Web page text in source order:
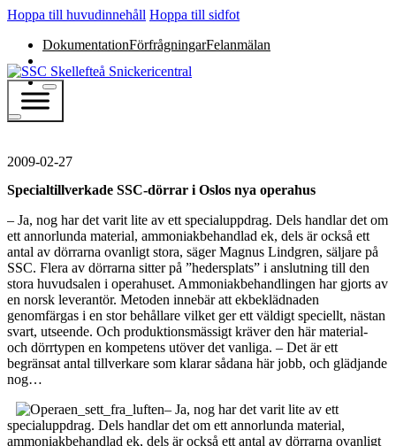
Hoppa till huvudinnehåll Hoppa till sidfot
DokumentationFörfrågningarFelanmälan
2009-02-27
Specialtillverkade SSC-dörrar i Oslos nya operahus
– Ja, nog har det varit lite av ett specialuppdrag. Dels handlar det om
ett annorlunda material, ammoniakbehandlad ek, dels är också ett
antal av dörrarna ovanligt stora, säger Magnus Lindgren, säljare på
SSC. Flera av dörrarna sitter på ”hedersplats” i anslutning till den
stora huvudsalen i operahuset. Ammoniakbehandlingen har gjorts av
en norsk leverantör. Metoden innebär att ekbeklädnaden
genomfärgas i en stor behållare vilket ger ett väldigt speciellt, nästan
svart, utseende. Och produktionsmässigt kräver den här material-
och dörrtypen en kompetens utöver det vanliga. – Det är ett
begränsat antal tillverkare som klarar sådana här jobb, och glädjande
nog…
– Ja, nog har det varit lite av ett
specialuppdrag. Dels handlar det om ett annorlunda material,
ammoniakbehandlad ek, dels är också ett antal av dörrarna ovanligt